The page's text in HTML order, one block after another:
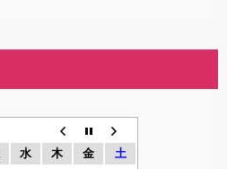
水 木 金
土